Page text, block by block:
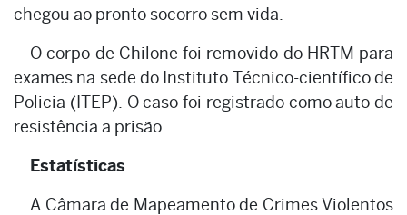
chegou ao pronto socorro sem vida.
O corpo de Chilone foi removido do HRTM para
exames na sede do Instituto Técnico-científico de
Policia (ITEP). O caso foi registrado como auto de
resistência a prisão.
Estatísticas
A Câmara de Mapeamento de Crimes Violentos